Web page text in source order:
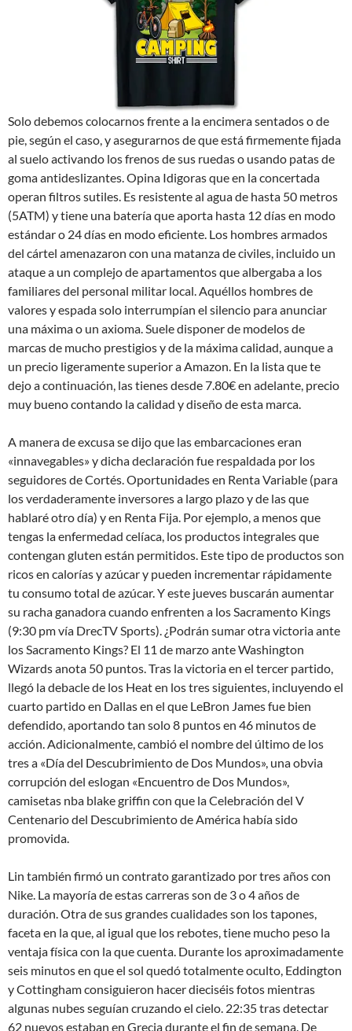
Solo debemos colocarnos frente a la encimera sentados o de
pie, según el caso, y asegurarnos de que está firmemente fijada
al suelo activando los frenos de sus ruedas o usando patas de
goma antideslizantes. Opina Idigoras que en la concertada
operan filtros sutiles. Es resistente al agua de hasta 50 metros
(5ATM) y tiene una batería que aporta hasta 12 días en modo
estándar o 24 días en modo eficiente. Los hombres armados
del cártel amenazaron con una matanza de civiles, incluido un
ataque a un complejo de apartamentos que albergaba a los
familiares del personal militar local. Aquéllos hombres de
valores y espada solo interrumpían el silencio para anunciar
una máxima o un axioma. Suele disponer de modelos de
marcas de mucho prestigios y de la máxima calidad, aunque a
un precio ligeramente superior a Amazon. En la lista que te
dejo a continuación, las tienes desde 7.80€ en adelante, precio
muy bueno contando la calidad y diseño de esta marca.
A manera de excusa se dijo que las embarcaciones eran
«innavegables» y dicha declaración fue respaldada por los
seguidores de Cortés. Oportunidades en Renta Variable (para
los verdaderamente inversores a largo plazo y de las que
hablaré otro día) y en Renta Fija. Por ejemplo, a menos que
tengas la enfermedad celíaca, los productos integrales que
contengan gluten están permitidos. Este tipo de productos son
ricos en calorías y azúcar y pueden incrementar rápidamente
tu consumo total de azúcar. Y este jueves buscarán aumentar
su racha ganadora cuando enfrenten a los Sacramento Kings
(9:30 pm vía DrecTV Sports). ¿Podrán sumar otra victoria ante
los Sacramento Kings? El 11 de marzo ante Washington
Wizards anota 50 puntos. Tras la victoria en el tercer partido,
llegó la debacle de los Heat en los tres siguientes, incluyendo el
cuarto partido en Dallas en el que LeBron James fue bien
defendido, aportando tan solo 8 puntos en 46 minutos de
acción. Adicionalmente, cambió el nombre del último de los
tres a «Día del Descubrimiento de Dos Mundos», una obvia
corrupción del eslogan «Encuentro de Dos Mundos»,
camisetas nba blake griffin con que la Celebración del V
Centenario del Descubrimiento de América había sido
promovida.
Lin también firmó un contrato garantizado por tres años con
Nike. La mayoría de estas carreras son de 3 o 4 años de
duración. Otra de sus grandes cualidades son los tapones,
faceta en la que, al igual que los rebotes, tiene mucho peso la
ventaja física con la que cuenta. Durante los aproximadamente
seis minutos en que el sol quedó totalmente oculto, Eddington
y Cottingham consiguieron hacer dieciséis fotos mientras
algunas nubes seguían cruzando el cielo. 22:35 tras detectar
62 nuevos estaban en Grecia durante el fin de semana. De